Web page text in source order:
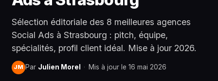
Sélection éditoriale des 8 meilleures agences
Social Ads à Strasbourg : pitch, équipe,
spécialités, profil client idéal. Mise à jour 2026.
JM Par Julien Morel · Mis à jour le 16 mai 2026